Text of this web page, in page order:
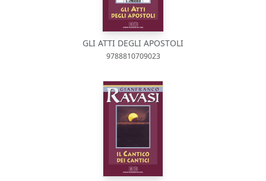
GLI ATTI DEGLI APOSTOLI
9788810709023